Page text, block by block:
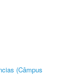
(Câmpus